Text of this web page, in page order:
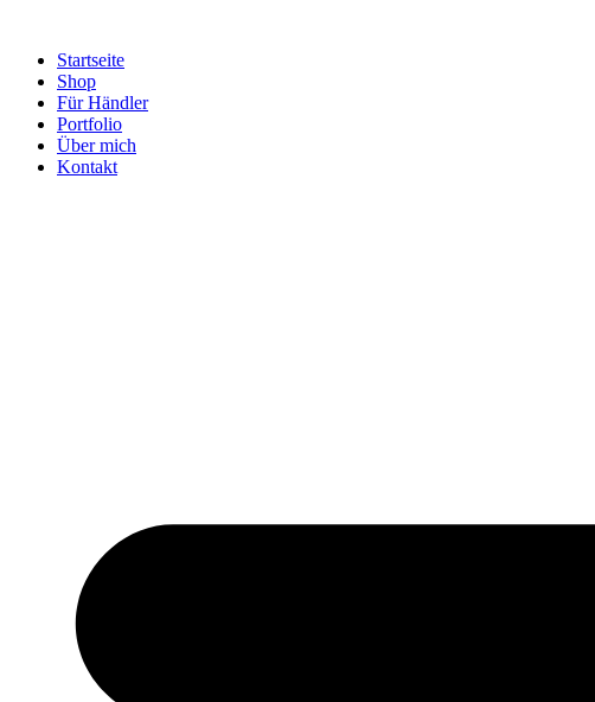
Startseite
Shop
Für Händler
Portfolio
Über mich
Kontakt